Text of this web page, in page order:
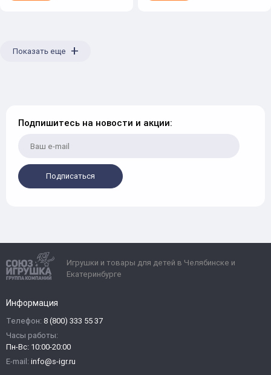
Показать еще +
Подпишитесь на новости и акции:
Подписаться
Игрушки и товары для детей в Челябинске и
Екатеринбурге
Информация
Телефон: 8 (800) 333 55 37
Часы работы:
Пн-Вс: 10:00-20:00
E-mail: info@s-igr.ru